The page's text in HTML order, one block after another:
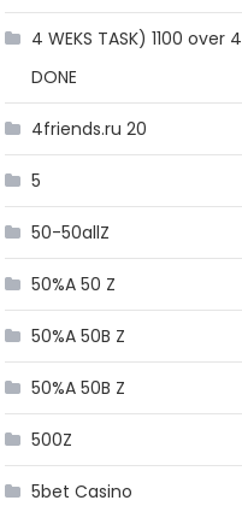
4 WEKS TASK) 1100
DONE
4friends.ru 20
5
50-50allZ
50%A 50 Z
50%A 50B Z
50%A 50B Z
500Z
5bet Casino